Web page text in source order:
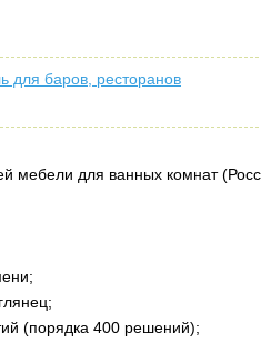
для баров, ресторанов
мебели для ванных комнат
(порядка 400 решений);